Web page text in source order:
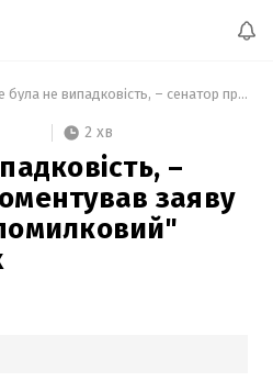
Це була не випадковість, – сенатор прокоментував заяву Трампа про "помилковий" удар по Сумах
2 хв
–
заяву